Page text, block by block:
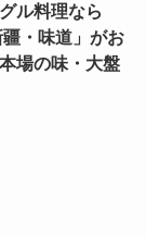
ル料理なら
疆・味道」がお
場の味・大盤